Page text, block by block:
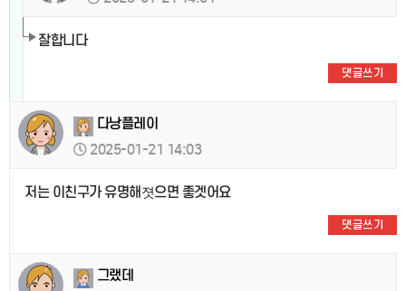
잘합니다
댓글쓰기
다낭플레이
2025-01-21 14:03
저는 이친구가 유명해졋으면 좋겟어요
댓글쓰기
그랬데